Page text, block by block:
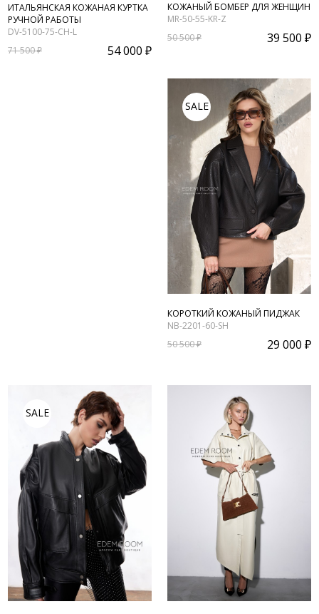
ИТАЛЬЯНСКАЯ КОЖАНАЯ КУРТКА
РУЧНОЙ РАБОТЫ
DV-5100-75-CH-L
71 500 ₽
54 000 ₽
КОЖАНЫЙ БОМБЕР ДЛЯ ЖЕНЩИН
MR-50-55-KR-Z
50 500 ₽
39 500 ₽
SALE
КОРОТКИЙ КОЖАНЫЙ ПИДЖАК
NB-2201-60-SH
50 500 ₽
29 000 ₽
SALE